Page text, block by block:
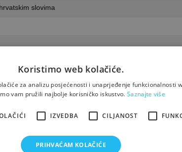
slovima
Koristimo web kolačiće.
za analizu posjećenosti i unaprjeđenje funkcionalnosti
vam pružili najbolje korisničko iskustvo. Saznajte više
IZVEDBA CILJANOST
PRIHVAĆAM KOLAČIĆE